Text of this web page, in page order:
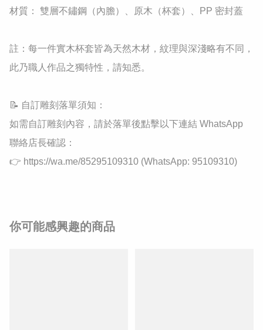
​材質： 雙層不鏽鋼（內膽）、原木（杯套）、PP 密封蓋
​註：每一件實木杯套皆為天然木材，紋理與深淺略有不同，
此乃職人作品之獨特性，請知悉。
​📝 自訂雕刻落單須知：
如需自訂雕刻內容，請於落單後點擊以下連結 WhatsApp
聯絡店長確認：
👉 https://wa.me/85295109310 (WhatsApp: 95109310)
你可能感興趣的商品